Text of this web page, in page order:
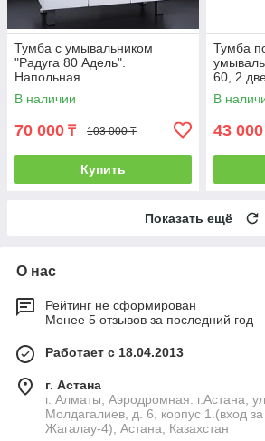
Тумба с умывальником
"Радуга 80 Адель".
Напольная
В наличии
70 000 ₸ 103 000 ₸
Купить
Тумба
60, 2
В
43 000
Показать ещё
О нас
Рейтинг не сформирован
Менее 5 отзывов за последний год
Работает с 18.04.2013
г. Астана
г. Алматы, Аэродромная. г.Астана,
Молдагалиев, д. 6, корпус 1.(вход за
Жагалау-4), Астана, Казахстан